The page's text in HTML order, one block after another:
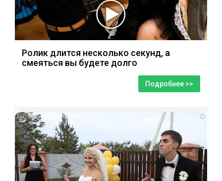
Ролик длится несколько секунд, а
смеяться вы будете долго
Подробнее >>
i